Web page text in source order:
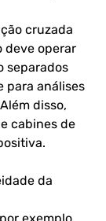
cruzada
separados
para análises
disso,
cabines de
da